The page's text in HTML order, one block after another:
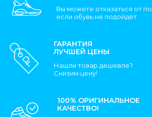
Вы можете отказаться от
если обувь не подойдёт
ГАРАНТИЯ
ЛУЧШЕЙ ЦЕНЫ
Нашли товар дешевле?
Снизим цену!
100% ОРИГИНАЛЬНОЕ
КАЧЕСТВО!